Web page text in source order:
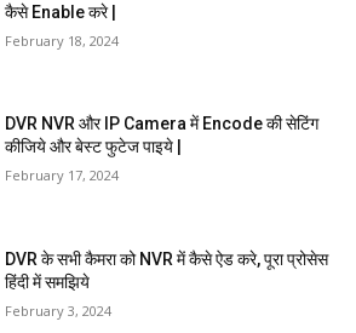
कैसे Enable करे |
February 18, 2024
DVR NVR और IP Camera में Encode की सेटिंग
कीजिये और बेस्ट फुटेज पाइये |
February 17, 2024
DVR के सभी कैमरा को NVR में कैसे ऐड करे, पूरा प्रोसेस
हिंदी में समझिये
February 3, 2024